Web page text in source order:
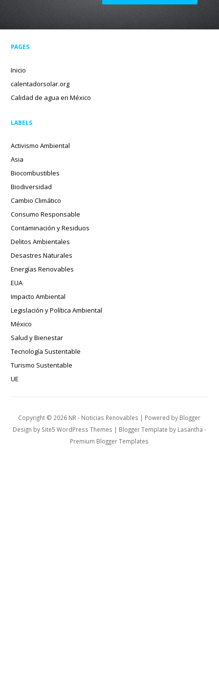
PAGES
Inicio
calentadorsolar.org
Calidad de agua en México
LABELS
Activismo Ambiental
Asia
Biocombustibles
Biodiversidad
Cambio Climático
Consumo Responsable
Contaminación y Residuos
Delitos Ambientales
Desastres Naturales
Energías Renovables
EUA
Impacto Ambiental
Legislación y Política Ambiental
México
Salud y Bienestar
Tecnología Sustentable
Turismo Sustentable
UE
Copyright © 2026 NR - Noticias Renovables | Powered by Blogger
Design by Site5 WordPress Themes | Blogger Template by Lasantha -
Premium Blogger Templates